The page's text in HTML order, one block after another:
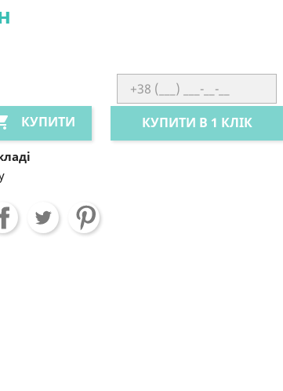
КУПИТИ КУПИТИ В 1 КЛІК